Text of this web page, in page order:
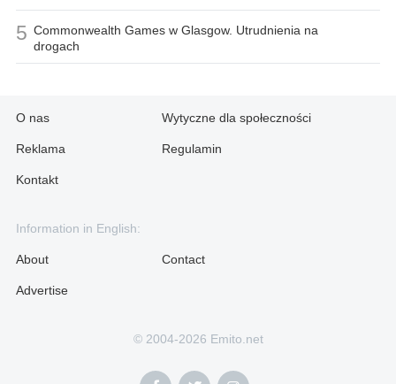
5 Commonwealth Games w Glasgow. Utrudnienia na
drogach
O nas
Reklama
Kontakt
Wytyczne dla społeczności
Regulamin
Information in English:
About
Advertise
Contact
© 2004-2026 Emito.net